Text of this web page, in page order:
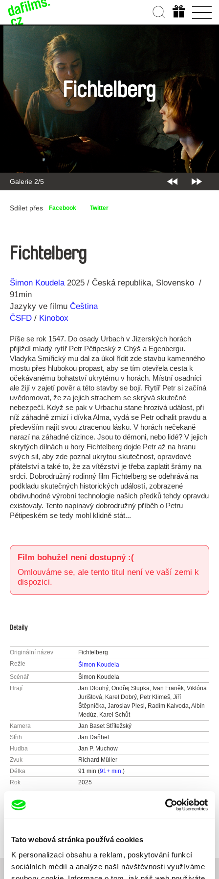
Tato webová stránka používá cookies
K personalizaci obsahu a reklam, poskytování funkcí
sociálních médií a analýze naší návštěvnosti využíváme
Galerie 2/5
Fichtelberg
Sdílet přes Facebook Twitter
Fichtelberg
Režie
Šimon Koudela
Rok 2025 Česká republika Slovensko
91min
Jazyky ve filmu Čeština
ČSFD / Kinobox
Píše se rok 1547. Do osady Urbach v Jizerských horách
přijíždí mladý rytíř Petr Pětipeský z Chýš a Egenbergu.
Vladyka Smiřický mu dal za úkol řídit zde stavbu kamenného
mostu přes hlubokou propast, aby se tím otevřela cesta k
očekávanému bohatství ukrytému v horách. Místní osadníci
ale žijí v zajetí pověr a této stavby se bojí. Rytíř Petr si začíná
uvědomovat, že za jejich strachem se skrývá skutečné
nebezpečí. Když se pak v Urbachu stane hrozivá událost, při
níž záhadně zmizí i dívka Alma, vydá se Petr odhalit pravdu a
především najít svou ztracenou lásku. V horách nečekaně
narazí na záhadné cizince. Jsou to démoni, nebo lidé? V jejich
skrytých dílnách u hory Fichtelberg dojde Petr až na hranu
svých sil, aby zde poznal ukrytou skutečnost, opravdové
přátelství a také to, že za vítězství je třeba zaplatit šrámy na
srdci. Dobrodružný rodinný film Fichtelberg se odehrává na
podkladu skutečných historických událostí, zobrazené
obdivuhodné výrobní technologie našich předků tehdy opravdu
existovaly. Tento napínavý dobrodružný příběh o Petru
Pětipeském se tedy mohl klidně stát...
Film bohužel není dostupný :(
Omlouváme se, ale tento titul není ve vaší zemi k
dispozici.
Detaily
Originální název
Fichtelberg
Režie
Šimon Koudela
Scénář
Šimon Koudela
Hrají
Jan Dlouhý, Ondřej Stupka, Ivan Franěk, Viktória
Jurištová, Karel Dobrý, Petr Klimeš, Jiří
Štěpnička, Jaroslav Plesl, Radim Kalvoda, Albín
Medúz, Karel Schůt
Kamera
Jan Baset Střítežský
Střih
Jan Daňhel
Hudba
Jan P. Muchow
Zvuk
Richard Müller
Délka
91 min (91+ min.)
Rok
2025
Barva
Barevný
Národní třída 28
111 21 Praha 1
Česká republika
web:http://www.cinemart.cz